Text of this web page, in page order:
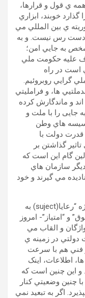
ي قول و قرارها،
خوبند، ابزاري
ي بين المللي مي
دست رس نيست. و به
به جايي امن؛
عليه حکومت ملي
است در راه
گرايي روبروئيم.
ها، و فرامليتي
اند و ماندگارش کرده
جایی را با ملت و
هاي وطن
قدرت دولت با
گذاشتن بر
گام اين است که
ديگر سازمان هاي
مي گيرند و خود
واژه ي شهروند- که از نظر تاريخ در پي واژه “رعايا(suject) به
و “امتياز”- امروز
و القاب مي
دولتي در زمينه ي
فني هم با سرعت
اطلاعات، اينک
اين چنين است که
چنين وضعيتي کنار
اگر به تبعيد نمي